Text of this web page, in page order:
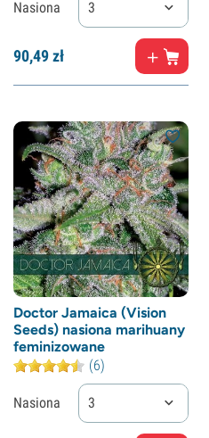
Nasiona 3
90,49zł
Doctor Jamaica (Vision
Seeds) nasiona marihuany
feminizowane
(6)
Nasiona 3